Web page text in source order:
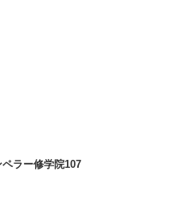
ラー修学院107